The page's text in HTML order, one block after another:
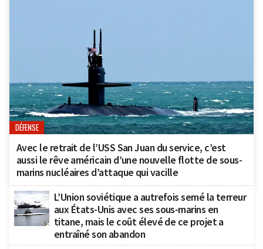
DÉFENSE
Avec le retrait de l’USS San Juan du service, c’est
aussi le rêve américain d’une nouvelle flotte de sous-
marins nucléaires d’attaque qui vacille
L’Union soviétique a autrefois semé la terreur
aux États-Unis avec ses sous-marins en
titane, mais le coût élevé de ce projet a
entraîné son abandon